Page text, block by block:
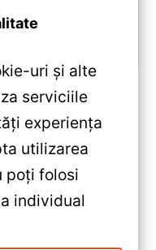
CC3 2K
(2016-
Lux One
uri și alte
serviciile
experiența
utilizarea
poți folosi
individual